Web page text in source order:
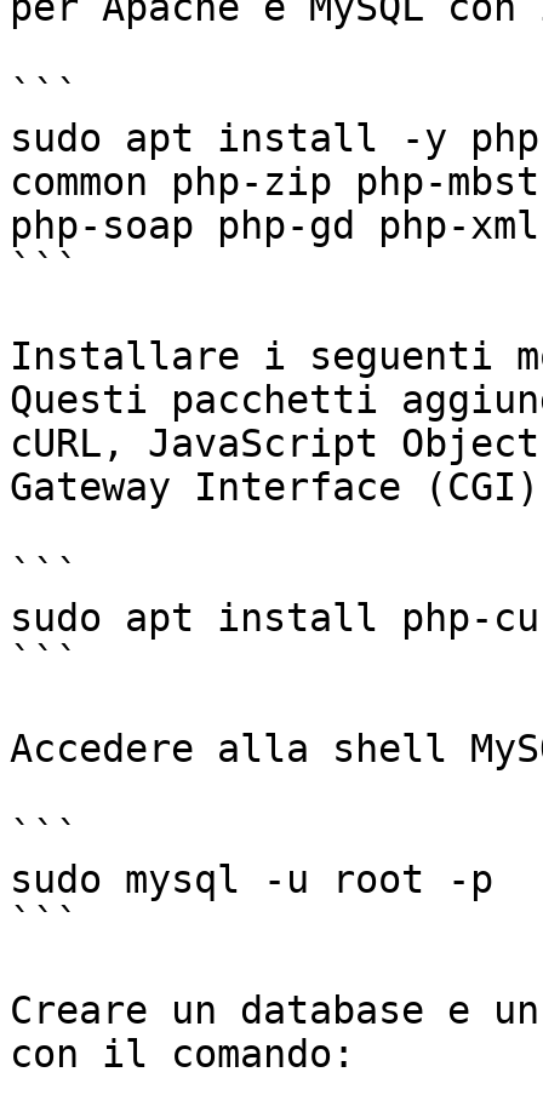
```
sudo apt install -y
common php-zip php-
php-soap php-gd php-
```
Installare i seguenti
Questi pacchetti
cURL, JavaScript Object
Gateway Interface
```
sudo apt install php-
```
Accedere alla shell
```
sudo mysql -u root -p
```
Creare un database e un
con il comando: